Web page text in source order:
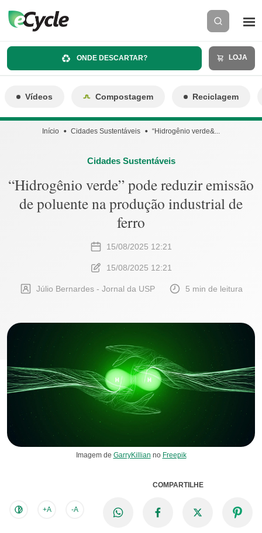
ONDE DESCARTAR? LOJA
Vídeos Compostagem Reciclagem
Início Cidades Sustentáveis “Hidrogênio verde&...
Cidades Sustentáveis
“Hidrogênio verde” pode reduzir emissão
de poluente na produção industrial de
ferro
15/08/2025 12:21
15/08/2025 12:21
Júlio Bernardes - Jornal da USP 5 min de leitura
Imagem de GarryKillian no Freepik
+A -A
COMPARTILHE